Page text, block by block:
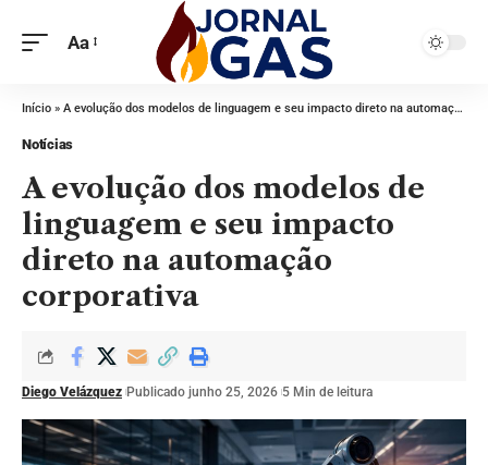
Aa
Início » A evolução dos modelos de linguagem e seu impacto direto na automação corporativa
Notícias
A evolução dos modelos de
linguagem e seu impacto
direto na automação
corporativa
Diego Velázquez Publicado junho 25, 2026 5 Min de leitura